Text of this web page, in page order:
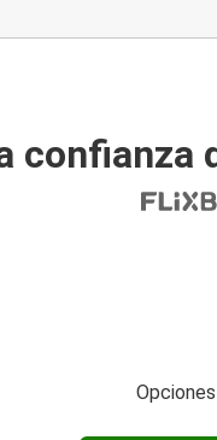
confianza